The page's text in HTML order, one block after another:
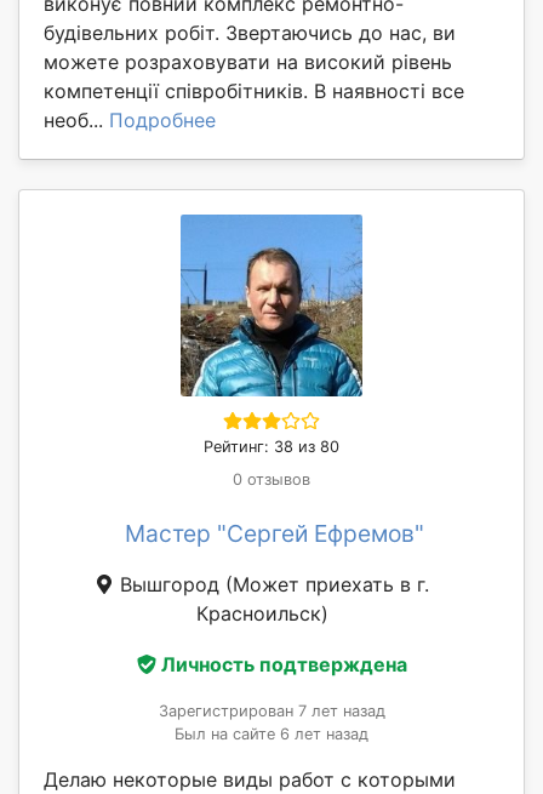
будівельних робіт. Звертаючись до нас, ви
можете розраховувати на високий рівень
компетенції співробітників. В наявності все
необ... Подробнее
Рейтинг: 38 из 80
0 отзывов
Мастер "Сергей Ефремов"
Вышгород (Может приехать в г.
Красноильск)
Личность подтверждена
Зарегистрирован 7 лет назад
Был на сайте 6 лет назад
Делаю некоторые виды работ с которыми